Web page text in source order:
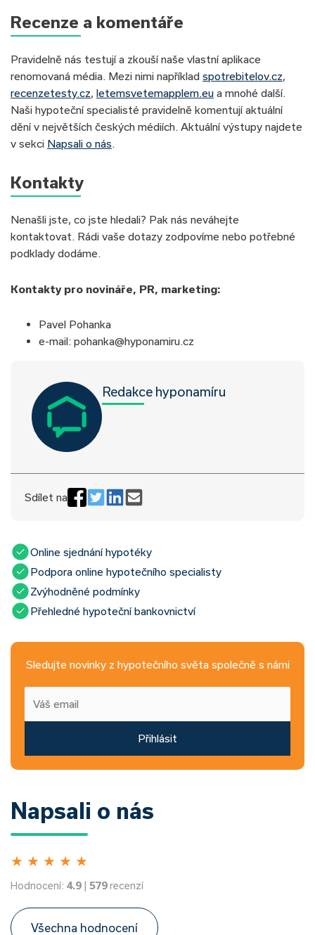
Recenze a komentáře
Pravidelně nás testují a zkouší naše vlastní aplikace
renomovaná média. Mezi nimi například spotrebitelov.cz,
recenzetesty.cz, letemsvetemapplem.eu a mnohé další.
Naši hypoteční specialisté pravidelně komentují aktuální
dění v největších českých médiích. Aktuální výstupy najdete
v sekci Napsali o nás.
Kontakty
Nenašli jste, co jste hledali? Pak nás neváhejte
kontaktovat. Rádi vaše dotazy zodpovíme nebo potřebné
podklady dodáme.
Kontakty pro novináře, PR, marketing:
Pavel Pohanka
e-mail: pohanka@hyponamiru.cz
Redakce hyponamíru
Sdílet na
Online sjednání hypotéky
Podpora online hypotečního specialisty
Zvýhodněné podmínky
Přehledné hypoteční bankovnictví
Sledujte novinky z hypotečního světa společně s námi
Přihlásit
Napsali o nás
★ ★ ★ ★ ★
Hodnocení: 4.9 | 579recenzí
Všechna hodnocení